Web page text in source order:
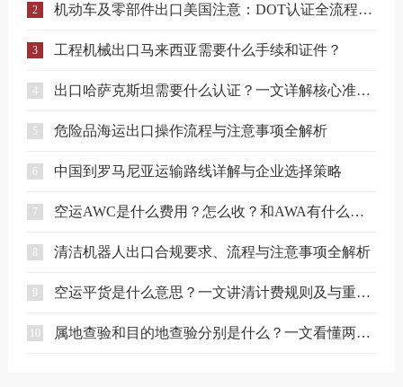
2 机动车及零部件出口美国注意：DOT认证全流程与合规要点详解
3 工程机械出口马来西亚需要什么手续和证件？
4 出口哈萨克斯坦需要什么认证？一文详解核心准入要求
5 危险品海运出口操作流程与注意事项全解析
6 中国到罗马尼亚运输路线详解与企业选择策略
7 空运AWC是什么费用？怎么收？和AWA有什么区别？
8 清洁机器人出口合规要求、流程与注意事项全解析
9 空运平货是什么意思？一文讲清计费规则及与重货、泡货的区别
10 属地查验和目的地查验分别是什么？一文看懂两者区别